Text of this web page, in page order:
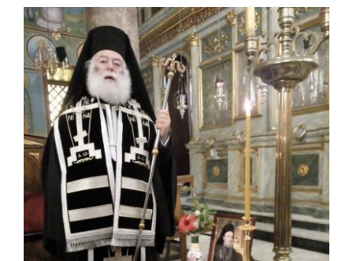
MEDIA
ΕΝΗΜΕΡΩΣΗ
ΣΥΝΔΕΣΕΙΣ
Προβολή
μεγαλύτερης
εικόνας